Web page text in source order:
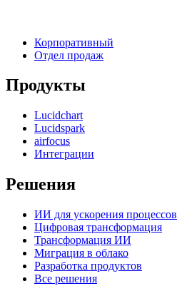
Корпоративный
Отдел продаж
Продукты
Lucidchart
Lucidspark
airfocus
Интеграции
Решения
ИИ для ускорения процессов
Цифровая трансформация
Трансформация ИИ
Миграция в облако
Разработка продуктов
Все решения